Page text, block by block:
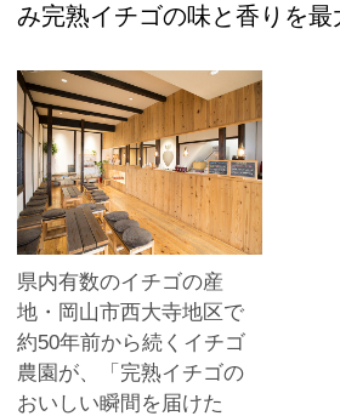
み完熟イチゴの味と香りを最
県内有数のイチゴの産
地・岡山市西大寺地区で
約50年前から続くイチゴ
農園が、「完熟イチゴの
おいしい瞬間を届けた